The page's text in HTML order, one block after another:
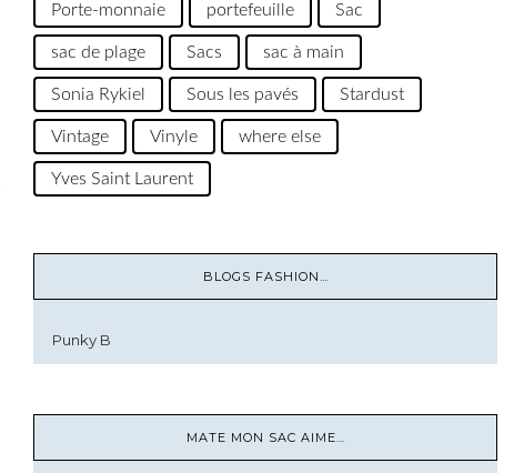
Porte-monnaie portefeuille Sac
sac de plage Sacs sac à main
Sonia Rykiel Sous les pavés Stardust
Vintage Vinyle where else
Yves Saint Laurent
BLOGS FASHION…
Punky B
MATE MON SAC AIME…